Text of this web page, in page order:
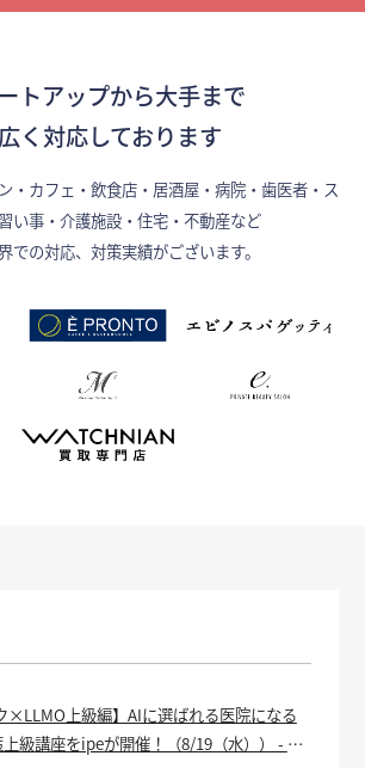
トアップから大手まで
く対応しております
・カフェ・飲食店・居酒屋・病院・歯医者・ス
い事・介護施設・住宅・不動産など
での対応、対策実績がございます。
×LLMO上級編】AIに選ばれる医院になる
級講座をipeが開催！（8/19（水）） - PR